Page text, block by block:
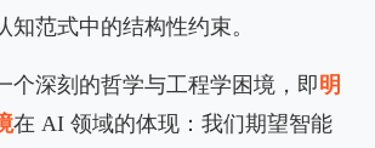
知范式中的结构性约束。
个深刻的哲学与工程学困境，即明
在 AI 领域的体现：我们期望智能